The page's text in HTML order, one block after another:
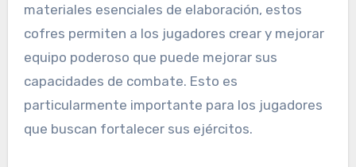
materiales esenciales de elaboración, estos
cofres permiten a los jugadores crear y mejorar
equipo poderoso que puede mejorar sus
capacidades de combate. Esto es
particularmente importante para los jugadores
que buscan fortalecer sus ejércitos.